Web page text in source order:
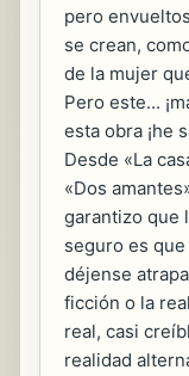
pero
se crean,
de la mujer
Pero este...
esta obra ¡he
Desde «La
«Dos
garantizo que
seguro es
déjense
ficción o la
real, casi
realidad